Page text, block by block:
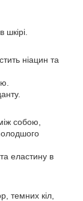
ніацин та
собою,
еластину в
темних кіл,